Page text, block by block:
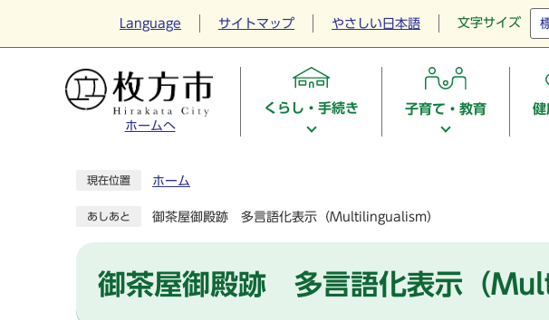
Language サイトマップ やさしい日本語 文字サイズ
ホームへ
くらし・手続き 子育て・教育 健
現在位置 ホーム
あしあと 御茶屋御殿跡 多言語化表示（Multilingualism）
御茶屋御殿跡 多言語化表示（